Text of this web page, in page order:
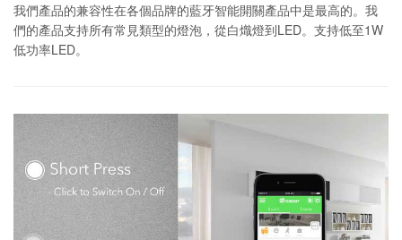
我們產品的兼容性在各個品牌的藍牙智能開關產品中是最高的。我
們的產品支持所有常見類型的燈泡，從白熾燈到LED。支持低至1W
低功率LED。